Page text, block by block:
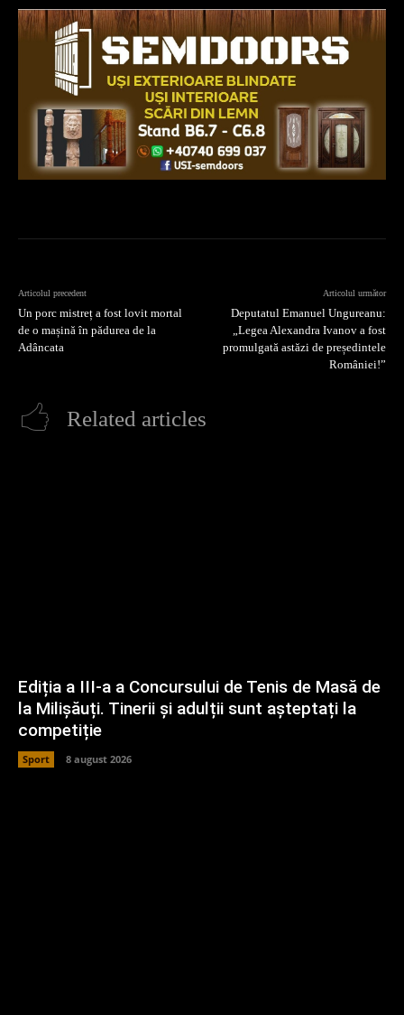
Articolul precedent
Un porc mistreț a fost lovit mortal
de o mașină în pădurea de la
Adâncata
Articolul următor
Deputatul Emanuel Ungureanu:
„Legea Alexandra Ivanov a fost
promulgată astăzi de președintele
României!”
Related articles
Ediția a III-a a Concursului de Tenis de Masă de
la Milișăuți. Tinerii și adulții sunt așteptați la
competiție
Sport 8 august 2026